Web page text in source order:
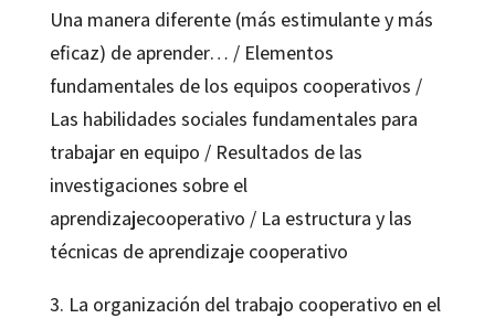
Una manera diferente (más estimulante y más
eficaz) de aprender… / Elementos
fundamentales de los equipos cooperativos /
Las habilidades sociales fundamentales para
trabajar en equipo / Resultados de las
investigaciones sobre el
aprendizajecooperativo / La estructura y las
técnicas de aprendizaje cooperativo
3. La organización del trabajo cooperativo en el